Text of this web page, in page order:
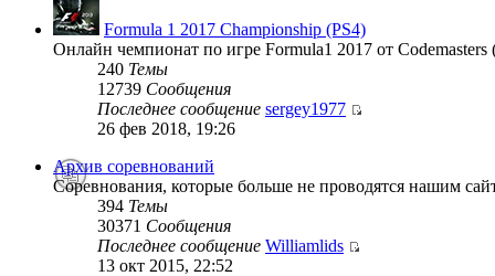
Formula 1 2017 Championship (PS4)
Онлайн чемпионат по игре Formula1 2017 от Codemasters
240 Темы
12739 Сообщения
Последнее сообщение sergey1977
26 фев 2018, 19:26
Архив соревнований
Соревнования, которые больше не проводятся нашим
394 Темы
30371 Сообщения
Последнее сообщение Williamlids
13 окт 2015, 22:52